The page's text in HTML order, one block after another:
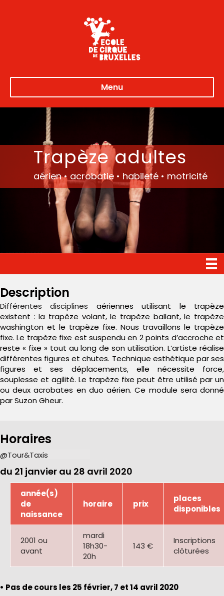
Menu
Trapèze adultes
aérien • acrobatie • habileté • motricité
Description
Différentes disciplines aériennes utilisant le trapèze
existent : la trapèze volant, le trapèze ballant, le trapèze
washington et le trapèze fixe. Nous travaillons le trapèze
fixe. Le trapèze fixe est suspendu en 2 points d’accroche et
reste « fixe » tout au long de son utilisation. L’artiste réalise
différentes figures et chutes. Technique esthétique par ses
figures et ses déplacements, elle nécessite force,
souplesse et agilité. Le trapèze fixe peut être utilisé par un
ou deux acrobates en duo aérien. Ce module sera donné
par Suzon Gheur.
Horaires
@Tour&Taxis
du 21 janvier au 28 avril 2020
année(s)
de
naissance
horaire prix
places
disponibles
2001 ou
avant
mardi
18h30-
20h
143 €
Inscriptions
clôturées
• Pas de cours les 25 février, 7 et 14 avril 2020